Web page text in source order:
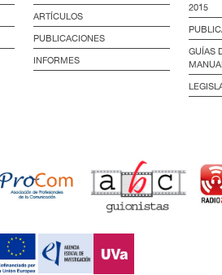
ARTÍCULOS
PUBLICACIONES
INFORMES
2015
GUÍAS